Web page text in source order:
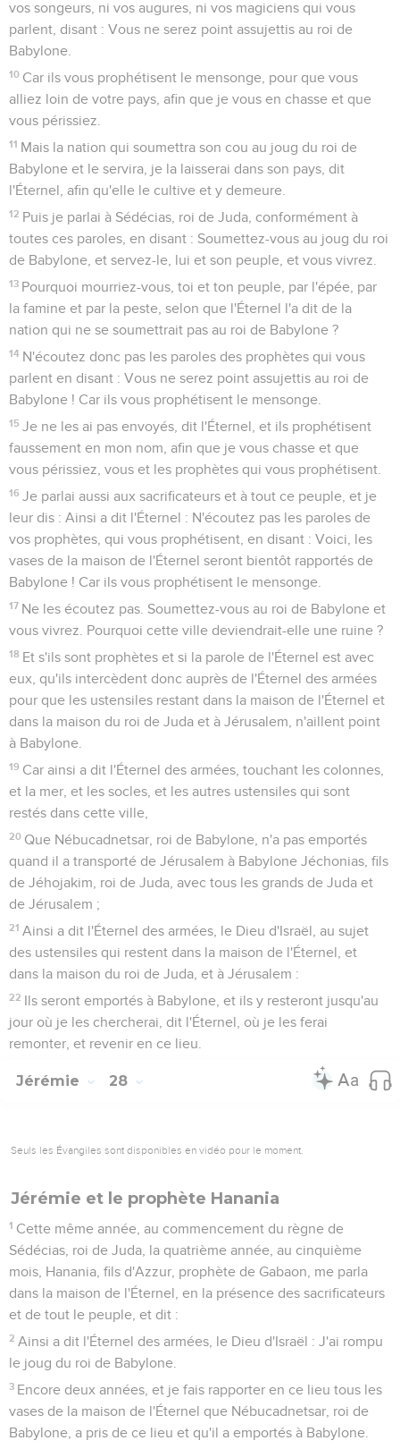
vos songeurs, ni vos augures, ni vos magiciens qui vous
parlent, disant : Vous ne serez point assujettis au roi de
Babylone.
10 Car ils vous prophétisent le mensonge, pour que vous
alliez loin de votre pays, afin que je vous en chasse et que
vous périssiez.
11 Mais la nation qui soumettra son cou au joug du roi de
Babylone et le servira, je la laisserai dans son pays, dit
l'Éternel, afin qu'elle le cultive et y demeure.
12 Puis je parlai à Sédécias, roi de Juda, conformément à
toutes ces paroles, en disant : Soumettez-vous au joug du roi
de Babylone, et servez-le, lui et son peuple, et vous vivrez.
13 Pourquoi mourriez-vous, toi et ton peuple, par l'épée, par
la famine et par la peste, selon que l'Éternel l'a dit de la
nation qui ne se soumettrait pas au roi de Babylone ?
14 N'écoutez donc pas les paroles des prophètes qui vous
parlent en disant : Vous ne serez point assujettis au roi de
Babylone ! Car ils vous prophétisent le mensonge.
15 Je ne les ai pas envoyés, dit l'Éternel, et ils prophétisent
faussement en mon nom, afin que je vous chasse et que
vous périssiez, vous et les prophètes qui vous prophétisent.
16 Je parlai aussi aux sacrificateurs et à tout ce peuple, et je
leur dis : Ainsi a dit l'Éternel : N'écoutez pas les paroles de
vos prophètes, qui vous prophétisent, en disant : Voici, les
vases de la maison de l'Éternel seront bientôt rapportés de
Babylone ! Car ils vous prophétisent le mensonge.
17 Ne les écoutez pas. Soumettez-vous au roi de Babylone et
vous vivrez. Pourquoi cette ville deviendrait-elle une ruine ?
18 Et s'ils sont prophètes et si la parole de l'Éternel est avec
eux, qu'ils intercèdent donc auprès de l'Éternel des armées
pour que les ustensiles restant dans la maison de l'Éternel et
dans la maison du roi de Juda et à Jérusalem, n'aillent point
à Babylone.
19 Car ainsi a dit l'Éternel des armées, touchant les colonnes,
et la mer, et les socles, et les autres ustensiles qui sont
restés dans cette ville,
20 Que Nébucadnetsar, roi de Babylone, n'a pas emportés
quand il a transporté de Jérusalem à Babylone Jéchonias, fils
de Jéhojakim, roi de Juda, avec tous les grands de Juda et
de Jérusalem ;
21 Ainsi a dit l'Éternel des armées, le Dieu d'Israël, au sujet
des ustensiles qui restent dans la maison de l'Éternel, et
dans la maison du roi de Juda, et à Jérusalem :
22 Ils seront emportés à Babylone, et ils y resteront jusqu'au
jour où je les chercherai, dit l'Éternel, où je les ferai
remonter, et revenir en ce lieu.
Jérémie 28
Seuls les Évangiles sont disponibles en vidéo pour le moment.
Jérémie et le prophète Hanania
1 Cette même année, au commencement du règne de
Sédécias, roi de Juda, la quatrième année, au cinquième
mois, Hanania, fils d'Azzur, prophète de Gabaon, me parla
dans la maison de l'Éternel, en la présence des sacrificateurs
et de tout le peuple, et dit :
2 Ainsi a dit l'Éternel des armées, le Dieu d'Israël : J'ai rompu
le joug du roi de Babylone.
3 Encore deux années, et je fais rapporter en ce lieu tous les
vases de la maison de l'Éternel que Nébucadnetsar, roi de
Babylone, a pris de ce lieu et qu'il a emportés à Babylone.